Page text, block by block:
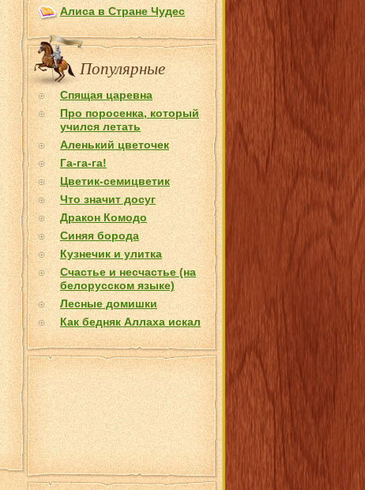
Алиса в Стране Чудес
Популярные
Спящая царевна
Про поросенка, который
учился летать
Аленький цветочек
Га-га-га!
Цветик-семицветик
Что значит досуг
Дракон Комодо
Синяя борода
Кузнечик и улитка
Счастье и несчастье (на
белорусском языке)
Лесные домишки
Как бедняк Аллаха искал